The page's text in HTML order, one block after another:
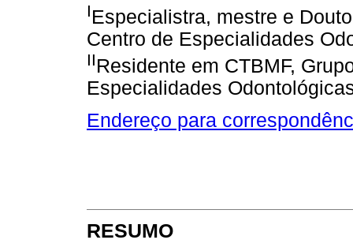
IEspecialistra, mestre e
Centro de Especialidades
IIResidente em CTBMF,
Especialidades
Endereço para
RESUMO